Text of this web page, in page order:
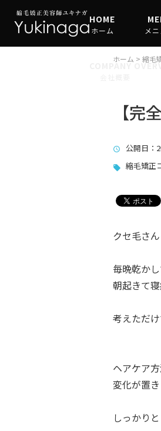
HOME
ホーム メ
縮毛
COMPANY
ホーム > 縮毛
【完
公開日 ：
縮毛矯正
クセ毛さ
毎晩乾か
朝起きて
考えただ
ヘアケア
変化が置
しっかり